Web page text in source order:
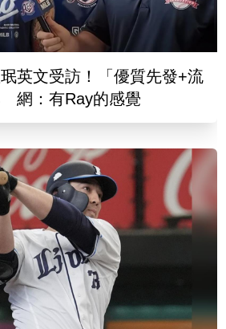
英文受訪！「優質先發+流
網：有Ray的感覺